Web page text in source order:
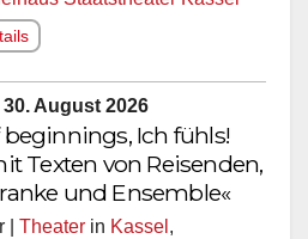
August 2026
beginnings, Ich fühls!
Texten von Reisenden,
und Ensemble«
| Theater in Kassel ,